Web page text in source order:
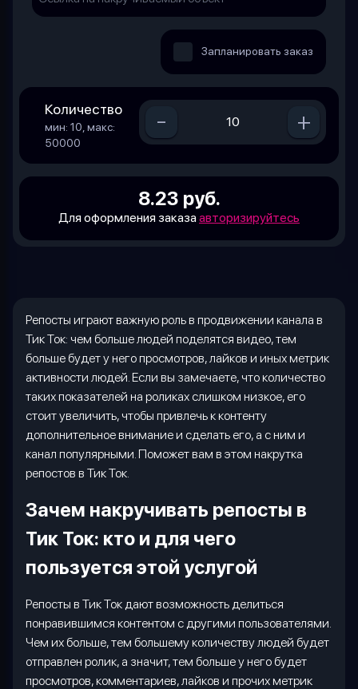
Запланировать заказ
Количество
мин: 10, макс:
50000
- +
8.23 руб.
Для оформления заказаавторизируйтесь
Репосты играют важную роль в продвижении канала в
Тик Ток: чем больше людей поделятся видео, тем
больше будет у него просмотров, лайков и иных метрик
активности людей. Если вы замечаете, что количество
таких показателей на роликах слишком низкое, его
стоит увеличить, чтобы привлечь к контенту
дополнительное внимание и сделать его, а с ним и
канал популярными. Поможет вам в этом накрутка
репостов в Тик Ток.
Зачем накручивать репосты в
Тик Ток: кто и для чего
пользуется этой услугой
Репосты в Тик Ток дают возможность делиться
понравившимся контентом с другими пользователями.
Чем их больше, тем большему количеству людей будет
отправлен ролик, а значит, тем больше у него будет
просмотров, комментариев, лайков и прочих метрик